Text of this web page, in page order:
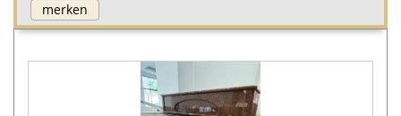
merken